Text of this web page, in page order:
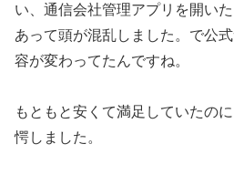
い、通信会社管理アプリを開い
あって頭が混乱しました。で公
容が変わってたんですね。
もともと安くて満足していたの
愕しました。